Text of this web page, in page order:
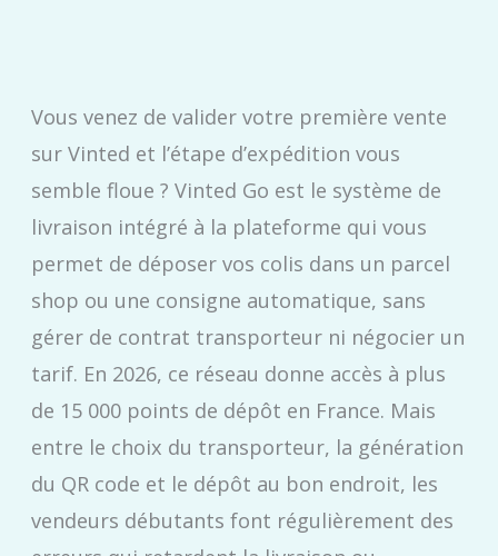
Vous venez de valider votre première vente
sur Vinted et l’étape d’expédition vous
semble floue ? Vinted Go est le système de
livraison intégré à la plateforme qui vous
permet de déposer vos colis dans un parcel
shop ou une consigne automatique, sans
gérer de contrat transporteur ni négocier un
tarif. En 2026, ce réseau donne accès à plus
de 15 000 points de dépôt en France. Mais
entre le choix du transporteur, la génération
du QR code et le dépôt au bon endroit, les
vendeurs débutants font régulièrement des